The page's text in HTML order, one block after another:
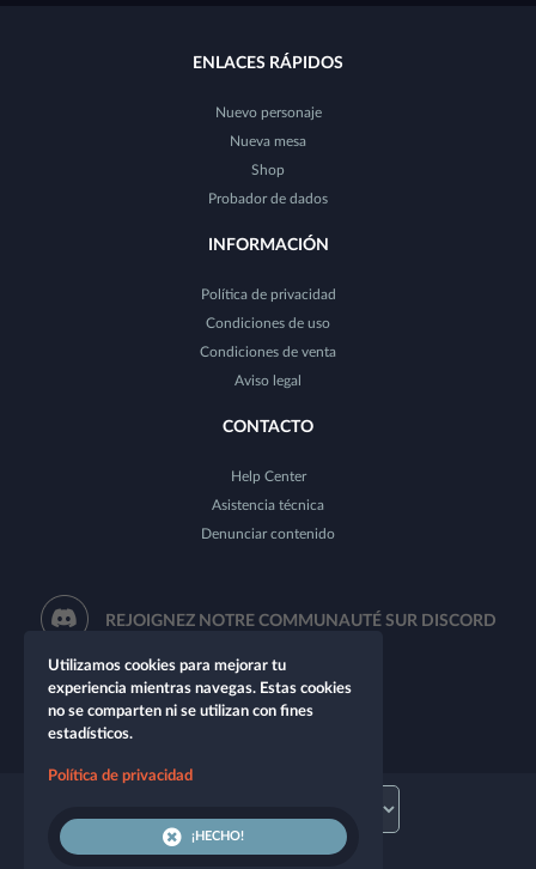
ENLACES RÁPIDOS
Nuevo personaje
Nueva mesa
Shop
Probador de dados
INFORMACIÓN
Política de privacidad
Condiciones de uso
Condiciones de venta
Aviso legal
CONTACTO
Help Center
Asistencia técnica
Denunciar contenido
REJOIGNEZ NOTRE COMMUNAUTÉ SUR DISCORD
Utilizamos cookies para mejorar tu
experiencia mientras navegas. Estas cookies
no se comparten ni se utilizan con fines
estadísticos.
Política de privacidad
¡HECHO!